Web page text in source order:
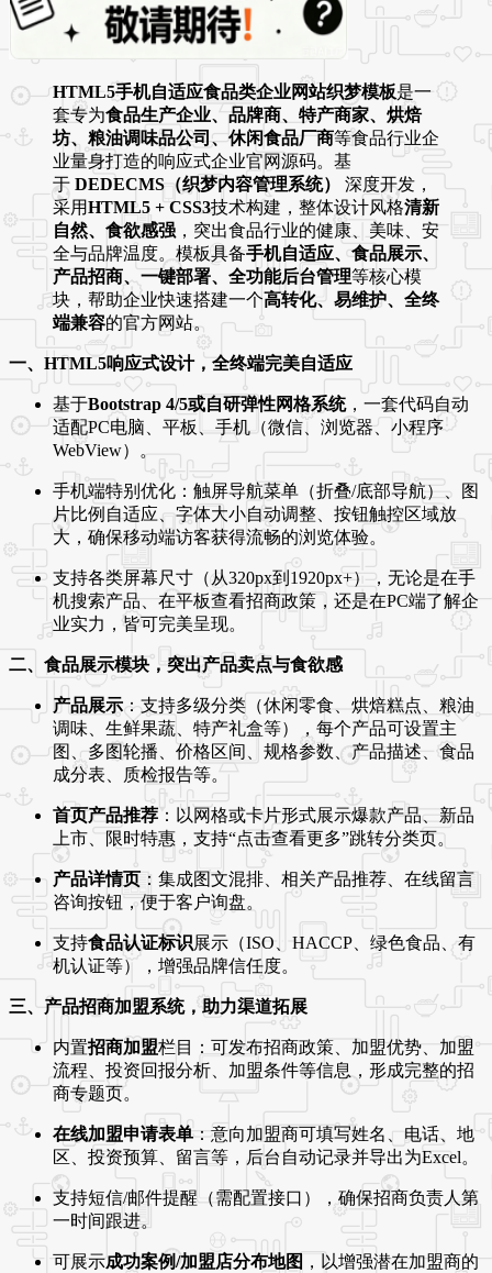
HTML5手机自适应食品类企业网站织梦模板是一
套专为食品生产企业、品牌商、特产商家、烘焙
坊、粮油调味品公司、休闲食品厂商等食品行业企
业量身打造的响应式企业官网源码。基
于 DEDECMS（织梦内容管理系统）
深度开发，
采用HTML5 + CSS3技术构建，整体设计风格清新
自然、食欲感强 ，突出食品行业的健康、美味、安
全与品牌温度。模板具备手机自适应、食品展示、
产品招商、一键部署、全功能后台管理等核心模
块，帮助企业快速搭建一个高转化、易维护、全终
端兼容的官方网站。
一、HTML5响应式设计，全终端完美自适应
基于Bootstrap 4/5或自研弹性网格系统，一套代码自动
适配PC电脑、平板、手机（微信、浏览器、小程序
WebView）。
手机端特别优化：触屏导航菜单（折叠/底部导航）、图
片比例自适应、字体大小自动调整、按钮触控区域放
大，确保移动端访客获得流畅的浏览体验。
支持各类屏幕尺寸（从320px到1920px+），无论是在手
机搜索产品、在平板查看招商政策，还是在PC端了解企
业实力，皆可完美呈现。
二、食品展示模块，突出产品卖点与食欲感
产品展示 ：支持多级分类（休闲零食、烘焙糕点、粮油
调味、生鲜果蔬、特产礼盒等），每个产品可设置主
图、多图轮播、价格区间、规格参数、产品描述、食品
成分表、质检报告等。
首页产品推荐：以网格或卡片形式展示爆款产品、新品
上市、限时特惠，支持“点击查看更多”跳转分类页。
产品详情页：集成图文混排、相关产品推荐、在线留言
咨询按钮，便于客户询盘。
支持食品认证标识展示（ISO、HACCP、绿色食品、有
机认证等），增强品牌信任度。
三、产品招商加盟系统，助力渠道拓展
内置招商加盟栏目：可发布招商政策、加盟优势、加盟
流程、投资回报分析、加盟条件等信息，形成完整的招
商专题页。
在线加盟申请表单：意向加盟商可填写姓名、电话、地
区、投资预算、留言等，后台自动记录并导出为Excel。
支持短信/邮件提醒（需配置接口），确保招商负责人第
一时间跟进。
可展示成功案例/加盟店分布地图 ，以增强潜在加盟商的